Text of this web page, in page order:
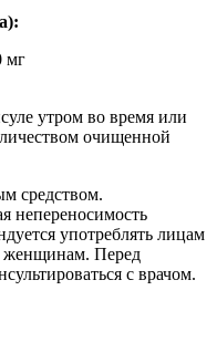
мг
утром во время или
очищенной
средством.
непереносимость
употреблять лицам
женщинам. Перед
с врачом.